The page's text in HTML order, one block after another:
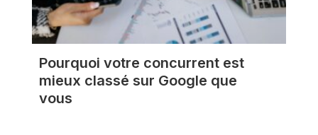
Pourquoi votre concurrent est
mieux classé sur Google que
vous